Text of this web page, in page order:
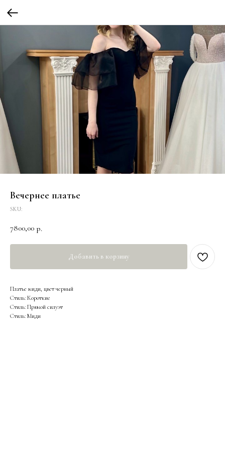
Вечернее платье
SKU:
7800,00 р.
Добавить в корзину
Платье миди, цвет черный
Стиль: Короткие
Стиль: Прямой силуэт
Стиль: Миди